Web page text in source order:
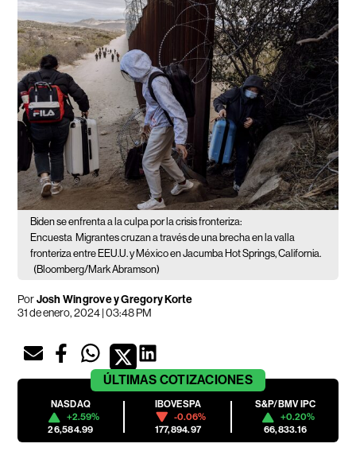
Biden se enfrenta a la culpa por la crisis fronteriza:
Encuesta Migrantes cruzan a través de una brecha en la valla
fronteriza entre EEU.U. y México en Jacumba Hot Springs, California.
(Bloomberg/Mark Abramson)
PorJosh Wingrove y Gregory Korte
31 de enero, 2024 | 03:48 PM
ÚLTIMAS COTIZACIONES
NASDAQ
+2.59%
26,584.99
IBOVESPA
-0.06%
177,894.97
S&P/BMV IPC
+0.20%
66,833.16